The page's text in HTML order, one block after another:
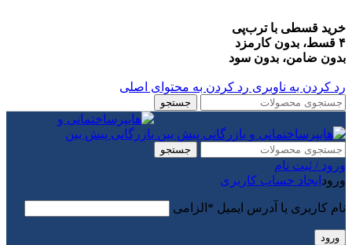
خرید قسطی با ترب‌پی
۴ قسط، بدون کارمزد
بدون ضامن، بدون سود
رد کردن به ناوبری رد کردن به محتوای اصلی
جستجو
جستجو
ورود / ثبت نام
ورود ایجاد حساب کاربری
نام کاربری یا آدرس ایمیل * الزامی
ورود